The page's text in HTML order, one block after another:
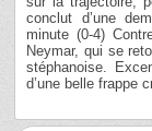
conclut d’une
minute (0-4)
Neymar, qui se
stéphanoise.
d’une belle frappe